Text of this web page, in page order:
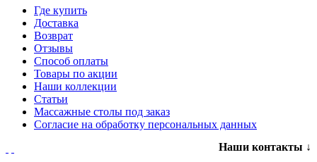
Где купить
Доставка
Возврат
Отзывы
Способ оплаты
Товары по акции
Наши коллекции
Статьи
Массажные столы под заказ
Согласие на обработку персональных данных
Наши контакты ↓